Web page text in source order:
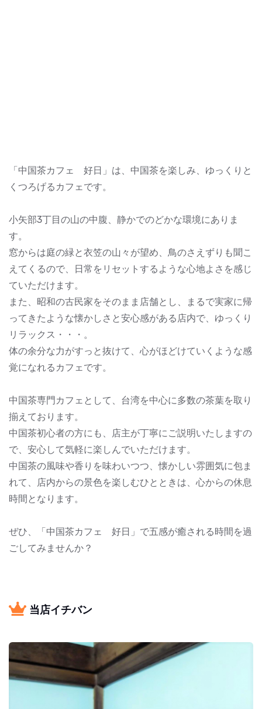
「中国茶カフェ 好日」は、中国茶を楽しみ、ゆっくりと
くつろげるカフェです。
小矢部3丁目の山の中腹、静かでのどかな環境にありま
す。
窓からは庭の緑と衣笠の山々が望め、鳥のさえずりも聞こ
えてくるので、日常をリセットするような心地よさを感じ
ていただけます。
また、昭和の古民家をそのまま店舗とし、まるで実家に帰
ってきたような懐かしさと安心感がある店内で、ゆっくり
リラックス・・・。
体の余分な力がすっと抜けて、心がほどけていくような感
覚になれるカフェです。
中国茶専門カフェとして、台湾を中心に多数の茶葉を取り
揃えております。
中国茶初心者の方にも、店主が丁寧にご説明いたしますの
で、安心して気軽に楽しんでいただけます。
中国茶の風味や香りを味わいつつ、懐かしい雰囲気に包ま
れて、店内からの景色を楽しむひとときは、心からの休息
時間となります。
ぜひ、「中国茶カフェ 好日」で五感が癒される時間を過
ごしてみませんか？
当店イチバン